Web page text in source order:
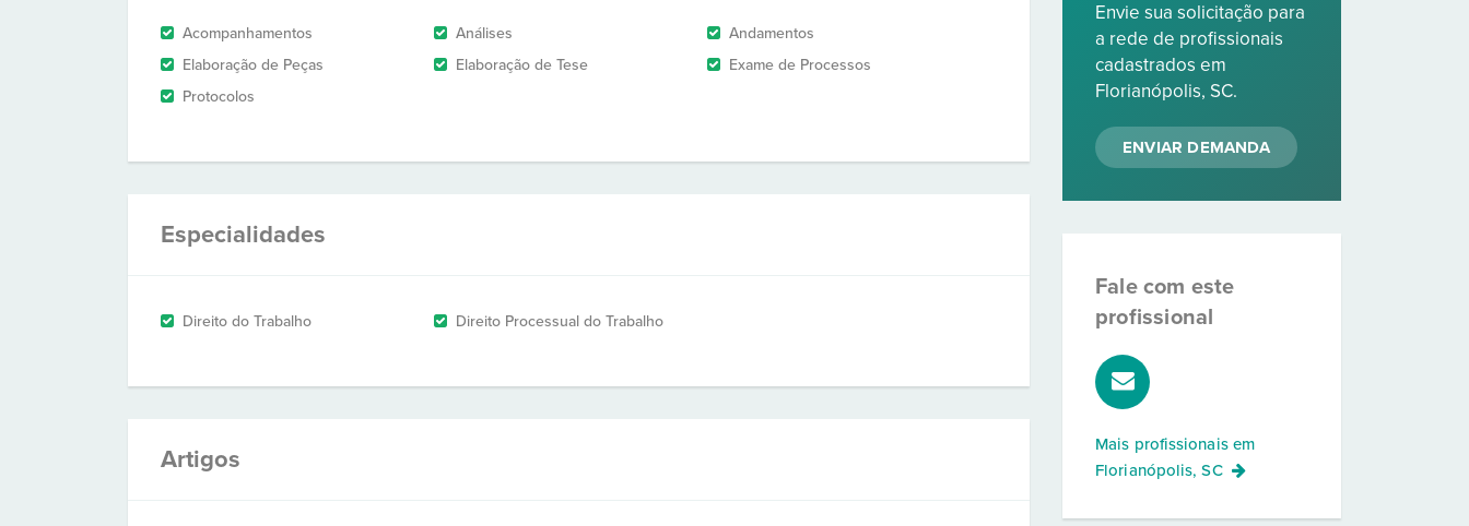
Acompanhamentos Análises
Andamentos
Elaboração de Peças
Elaboração de Tese
Exame de Processos
Protocolos
Especialidades
Direito do Trabalho Direito Processual do Trabalho
Artigos
Envie sua solicitação para
a rede de profissionais
cadastrados em
Florianópolis, SC.
ENVIAR DEMANDA
Fale com este
profissional
Mais profissionais em
Florianópolis, SC